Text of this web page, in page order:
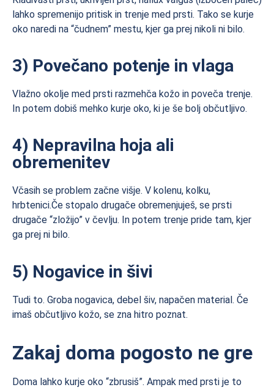
lahko spremenijo pritisk in trenje med prsti. Tako se kurje
oko naredi na “čudnem” mestu, kjer ga prej nikoli ni bilo.
3) Povečano potenje in vlaga
Vlažno okolje med prsti razmehča kožo in poveča trenje.
In potem dobiš mehko kurje oko, ki je še bolj občutljivo.
4) Nepravilna hoja ali
obremenitev
Včasih se problem začne višje. V kolenu, kolku,
hrbtenici.Če stopalo drugače obremenjuješ, se prsti
drugače “zložijo” v čevlju. In potem trenje pride tam, kjer
ga prej ni bilo.
5) Nogavice in šivi
Tudi to. Groba nogavica, debel šiv, napačen material. Če
imaš občutljivo kožo, se zna hitro poznat.
Zakaj doma pogosto ne gre
Doma lahko kurje oko “zbrusiš”. Ampak med prsti je to